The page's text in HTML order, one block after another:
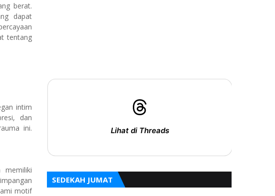
berat.
dapat
tentang
intim
dan
ini.
memiliki
motif
Lihat di Threads
SEDEKAH JUMAT